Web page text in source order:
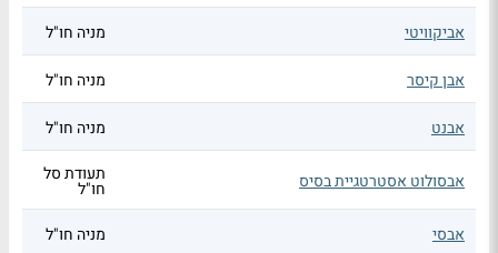
אביקוויטי מניה חו"ל
אבן קיסר מניה חו"ל
אבנט מניה חו"ל
אבסולוט אסטרטגיית בסיס תעודת סל
חו"ל
אבסי
מניה חו"ל